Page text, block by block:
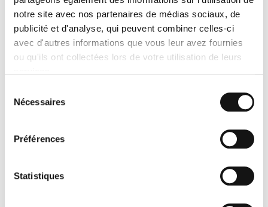
notre site avec nos partenaires de médias sociaux, de
publicité et d'analyse, qui peuvent combiner celles-ci
avec d'autres informations que vous leur avez fournies
ou qu'ils ont collectées lors de votre utilisation de leurs
Nécessaires
Préférences
Statistiques